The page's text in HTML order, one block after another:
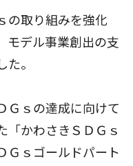
の取り組みを強化
モデル事業創出の支
。
Ｇｓの達成に向けて
「かわさきＳＤＧｓ
Ｇｓゴールドパート